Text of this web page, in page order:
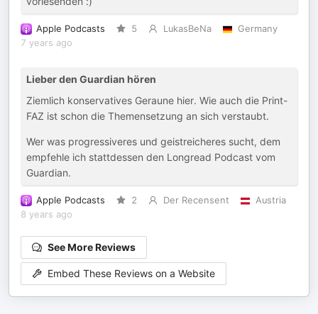
Apple Podcasts 5 LukasBeNa
Germany
7 years ago
Lieber den Guardian hören
Ziemlich konservatives Geraune hier. Wie auch die Print-
FAZ ist schon die Themensetzung an sich verstaubt.
Wer was progressiveres und geistreicheres sucht, dem
empfehle ich stattdessen den Longread Podcast vom
Guardian.
Apple Podcasts 2 Der Recensent
Austria
8 years ago
See More Reviews
Embed These Reviews on a Website